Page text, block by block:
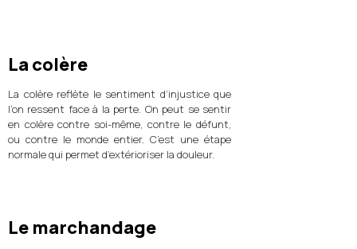
La colère
La colère reflète le sentiment d’injustice que
l’on ressent face à la perte. On peut se sentir
en colère contre soi-même, contre le défunt,
ou contre le monde entier. C’est une étape
normale qui permet d’extérioriser la douleur.
Le marchandage